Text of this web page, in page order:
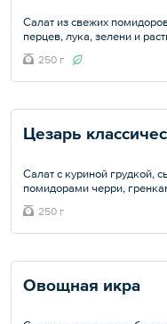
Салат из свежих
перцев, лука, зелени и
Общий вес – 250 г
250 г
Цезарь
Салат с куриной грудкой,
помидорами черри,
Общий вес – 250 г
250 г
Овощная икра